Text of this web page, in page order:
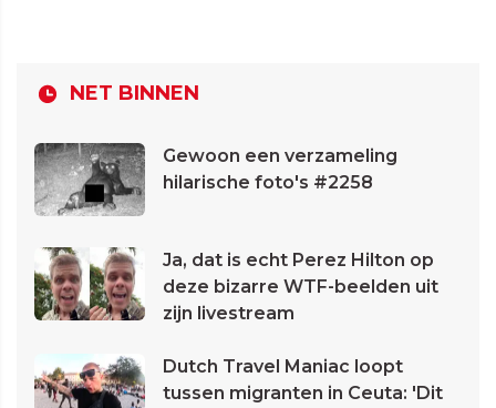
NET BINNEN
Gewoon een verzameling
hilarische foto's #2258
Ja, dat is echt Perez Hilton op
deze bizarre WTF-beelden uit
zijn livestream
Dutch Travel Maniac loopt
tussen migranten in Ceuta: 'Dit